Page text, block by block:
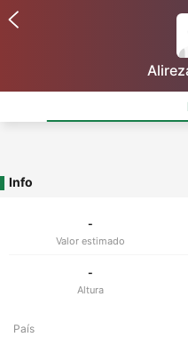
Info
-
Valor estimado
-
Altura
País